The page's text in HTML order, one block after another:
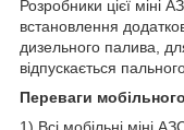
Розробники цієї міні
встановлення
дизельного палива,
відпускається
Переваги